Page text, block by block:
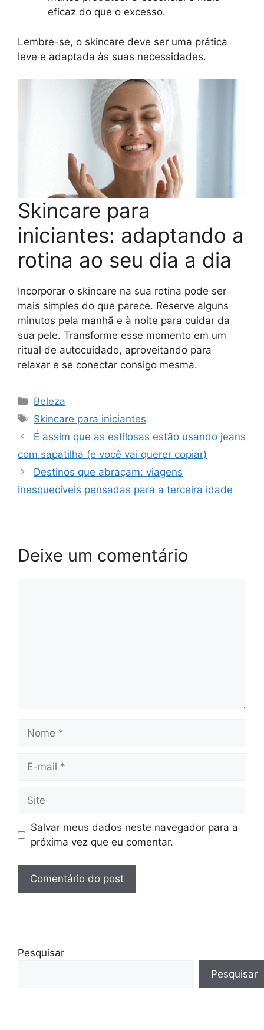
eficaz do que o excesso.
Lembre-se, o skincare deve ser uma prática
leve e adaptada às suas necessidades.
Skincare para
iniciantes: adaptando a
rotina ao seu dia a dia
Incorporar o skincare na sua rotina pode ser
mais simples do que parece. Reserve alguns
minutos pela manhã e à noite para cuidar da
sua pele. Transforme esse momento em um
ritual de autocuidado, aproveitando para
relaxar e se conectar consigo mesma.
Categorias
Beleza
Tags
Skincare para iniciantes
É assim que as estilosas estão usando jeans
com sapatilha (e você vai querer copiar)
Destinos que abraçam: viagens
inesquecíveis pensadas para a terceira idade
Deixe um comentário
Nome
Site
Salvar meus dados neste navegador para a
próxima vez que eu comentar.
Pesquisar
Pesquisar